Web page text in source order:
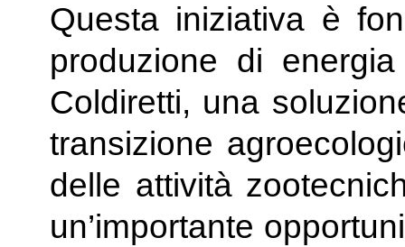
Questa iniziativa è
produzione di
Coldiretti, una
transizione
delle attività
un’importante